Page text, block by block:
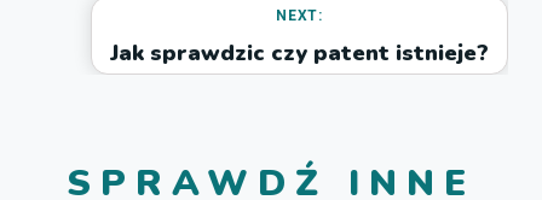
NEXT:
Jak sprawdzic czy patent istnieje?
SPRAWDŹ INNE